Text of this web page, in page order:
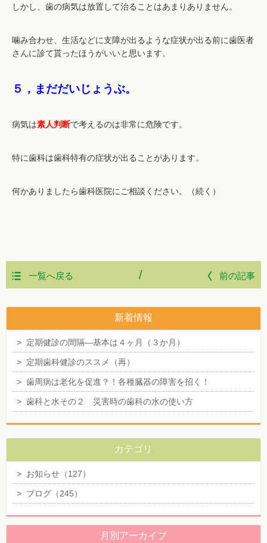
しかし、歯の病気は放置して治ることはあまりありません。
噛み合わせ、生活などに支障が出るような症状が出る前に歯医者
さんに診て貰ったほうがいいと思います。
５，まだだいじょうぶ。
病気は素人判断で考えるのは非常に危険です。
特に歯科は歯科特有の症状が出ることがあります。
何かありましたら歯科医院にご相談ください。（続く）
一覧へ戻る 前の記事
/
新着情報
> 定期健診の間隔―基本は４ヶ月（３か月）
> 定期歯科健診のススメ（再）
> 歯周病は老化を促進？！各種臓器の障害を招く！
> 歯科と水その２ 災害時の歯科の水の使い方
カテゴリ
> お知らせ（127）
> ブログ（245）
月別アーカイブ